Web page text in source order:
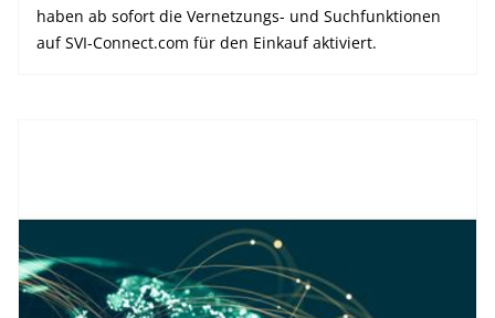
haben ab sofort die Vernetzungs- und Suchfunktionen
auf SVI-Connect.com für den Einkauf aktiviert.